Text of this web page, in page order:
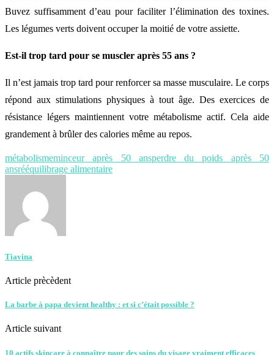
Buvez suffisamment d’eau pour faciliter l’élimination des toxines.
Les légumes verts doivent occuper la moitié de votre assiette.
Est-il trop tard pour se muscler après 55 ans ?
Il n’est jamais trop tard pour renforcer sa masse musculaire. Le corps
répond aux stimulations physiques à tout âge. Des exercices de
résistance légers maintiennent votre métabolisme actif. Cela aide
grandement à brûler des calories même au repos.
métabolismeminceur après 50 ansperdre du poids après 50
ansrééquilibrage alimentaire
Tiavina
Article prècèdent
La barbe à papa devient healthy : et si c’était possible ?
Article suivant
10 actifs skincare à connaître pour des soins du visage vraiment efficaces